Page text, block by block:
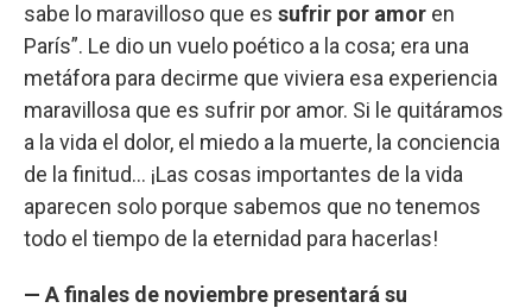
sabe lo maravilloso que es sufrir por amor en
París”. Le dio un vuelo poético a la cosa; era una
metáfora para decirme que viviera esa experiencia
maravillosa que es sufrir por amor. Si le quitáramos
a la vida el dolor, el miedo a la muerte, la conciencia
de la finitud… ¡Las cosas importantes de la vida
aparecen solo porque sabemos que no tenemos
todo el tiempo de la eternidad para hacerlas!
— A finales de noviembre presentará su